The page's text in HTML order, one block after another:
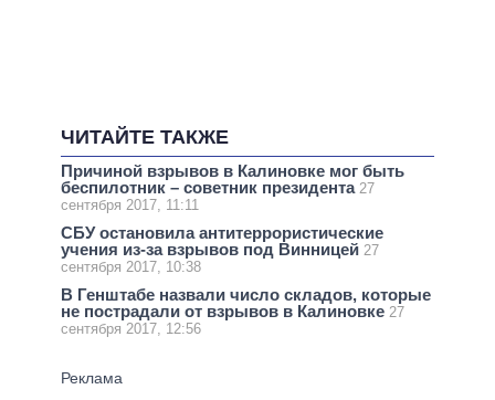
ЧИТАЙТЕ ТАКЖЕ
Причиной взрывов в Калиновке мог быть
беспилотник – советник президента 27
сентября 2017, 11:11
СБУ остановила антитеррористические
учения из-за взрывов под Винницей 27
сентября 2017, 10:38
В Генштабе назвали число складов, которые
не пострадали от взрывов в Калиновке 27
сентября 2017, 12:56